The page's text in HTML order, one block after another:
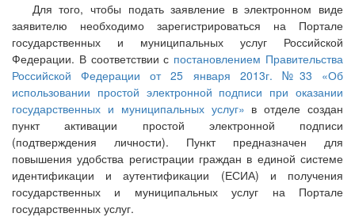
Для того, чтобы подать заявление в электронном виде
заявителю необходимо зарегистрироваться на Портале
государственных и муниципальных услуг Российской
Федерации. В соответствии с постановлением Правительства
Российской Федерации от 25 января 2013г. №33 «Об
использовании простой электронной подписи при оказании
государственных и муниципальных услуг» в отделе создан
пункт активации простой электронной подписи
(подтверждения личности). Пункт предназначен для
повышения удобства регистрации граждан в единой системе
идентификации и аутентификации (ЕСИА) и получения
государственных и муниципальных услуг на Портале
государственных услуг.